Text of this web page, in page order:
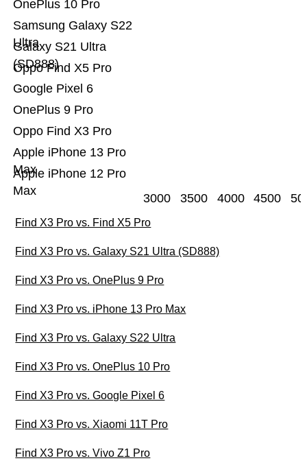
Apple iPhone 12 Pro
Max
Apple iPhone 13 Pro
Max
Oppo Find X3 Pro
OnePlus 9 Pro
Google Pixel 6
Oppo Find X5 Pro
Galaxy S21 Ultra
(SD888)
Samsung Galaxy S22
Ultra
OnePlus 10 Pro
3000 3500 4000 4500
Find X3 Pro vs. Find X5 Pro
Find X3 Pro vs. Galaxy S21 Ultra (SD888)
Find X3 Pro vs. OnePlus 9 Pro
Find X3 Pro vs. iPhone 13 Pro Max
Find X3 Pro vs. Galaxy S22 Ultra
Find X3 Pro vs. OnePlus 10 Pro
Find X3 Pro vs. Google Pixel 6
Find X3 Pro vs. Xiaomi 11T Pro
Find X3 Pro vs. Vivo Z1 Pro